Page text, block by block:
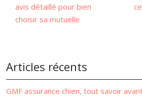
avis détaillé pour bien
choisir sa mutuelle
Articles récents
GMF assurance chien, tout savoir